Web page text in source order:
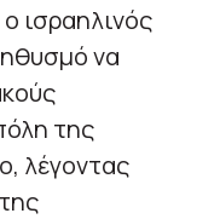
ισραηλινός
να
της
λέγοντας